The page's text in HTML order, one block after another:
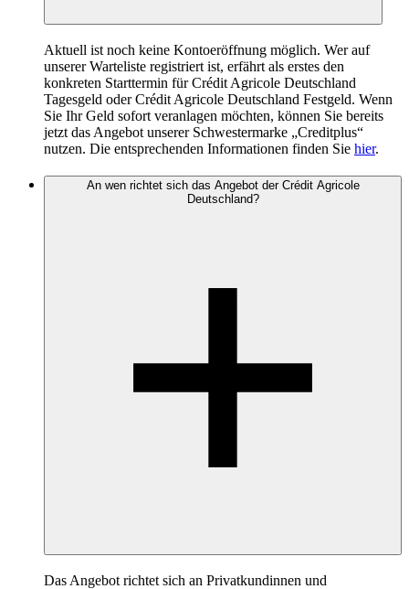
Aktuell ist noch keine Kontoeröffnung möglich. Wer auf
unserer Warteliste registriert ist, erfährt als erstes den
konkreten Starttermin für Crédit Agricole Deutschland
Tagesgeld oder Crédit Agricole Deutschland Festgeld. Wenn
Sie Ihr Geld sofort veranlagen möchten, können Sie bereits
jetzt das Angebot unserer Schwestermarke „Creditplus“
nutzen. Die entsprechenden Informationen finden Sie hier.
An wen richtet sich das Angebot der Crédit Agricole
Deutschland?
Das Angebot richtet sich an Privatkundinnen und